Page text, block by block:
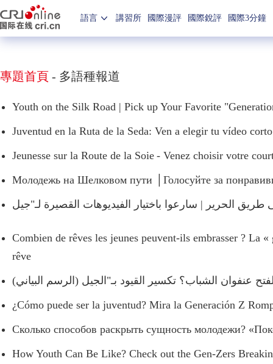
語言 講習所 國際漫評 國際銳評 國際3分鐘
專題首頁 - 多語種報道
Youth on the Silk Road | Pick up Your Favorite
Juventud en la Ruta de la Seda: Ven a elegir tu vídeo
Jeunesse sur la Route de la Soie - Venez choisir votre
Молодежь на Шелковом пути │Голосуйте за
Combien de rêves les jeunes peuvent-ils embrasser ? La
rêve
¿Cómo puede ser la juventud? Mira la Generación Z
Сколько способов раскрыть сущность молодежи?
How Youth Can Be Like? Check out the Gen-Zers